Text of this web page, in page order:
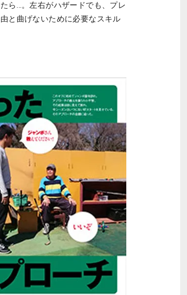
ら…。左右がハザードでも、プレ
と曲げないために必要なスキル